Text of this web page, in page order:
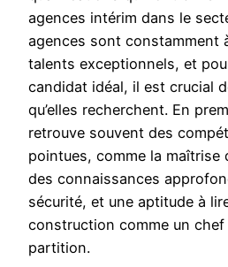
agences intérim dans le
agences sont constamment
talents exceptionnels, et
candidat idéal, il est crucial
qu’elles recherchent. En
retrouve souvent des
pointues, comme la maîtrise
des connaissances
sécurité, et une aptitude à
construction comme un chef
partition.